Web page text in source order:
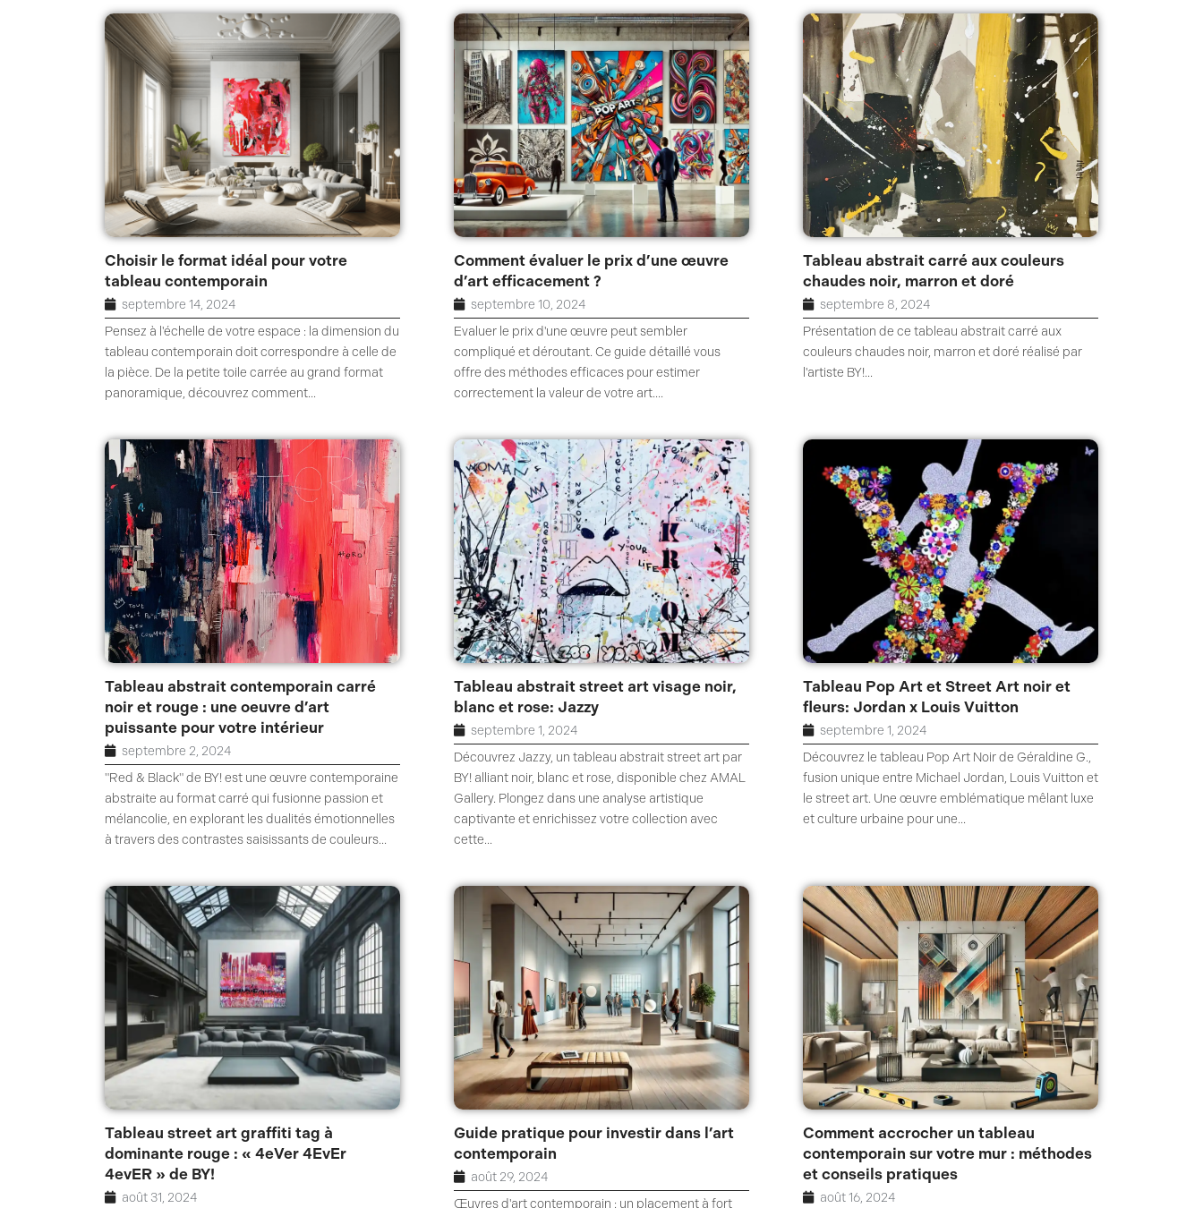
Choisir le format idéal pour votre
tableau contemporain
septembre 14, 2024
Pensez à l'échelle de votre espace : la dimension du
tableau contemporain doit correspondre à celle de
la pièce. De la petite toile carrée au grand format
panoramique, découvrez comment...
Comment évaluer le prix d’une œuvre
d’art efficacement ?
septembre 10, 2024
Evaluer le prix d'une œuvre peut sembler
compliqué et déroutant. Ce guide détaillé vous
offre des méthodes efficaces pour estimer
correctement la valeur de votre art....
Tableau abstrait carré aux couleurs
chaudes noir, marron et doré
septembre 8, 2024
Présentation de ce tableau abstrait carré aux
couleurs chaudes noir, marron et doré réalisé par
l'artiste BY!...
Tableau abstrait contemporain carré
noir et rouge : une oeuvre d’art
puissante pour votre intérieur
septembre 2, 2024
"Red & Black" de BY! est une œuvre contemporaine
abstraite au format carré qui fusionne passion et
mélancolie, en explorant les dualités émotionnelles
à travers des contrastes saisissants de couleurs...
Tableau abstrait street art visage noir,
blanc et rose: Jazzy
septembre 1, 2024
Découvrez Jazzy, un tableau abstrait street art par
BY! alliant noir, blanc et rose, disponible chez AMAL
Gallery. Plongez dans une analyse artistique
captivante et enrichissez votre collection avec
cette...
Tableau Pop Art et Street Art noir et
fleurs: Jordan x Louis Vuitton
septembre 1, 2024
Découvrez le tableau Pop Art Noir de Géraldine G.,
fusion unique entre Michael Jordan, Louis Vuitton et
le street art. Une œuvre emblématique mêlant luxe
et culture urbaine pour une...
Tableau street art graffiti tag à
dominante rouge : « 4eVer 4EvEr
4evER » de BY!
août 31, 2024
Guide pratique pour investir dans l’art
contemporain
août 29, 2024
Œuvres d'art contemporain : un placement à fort
Comment accrocher un tableau
contemporain sur votre mur : méthodes
et conseils pratiques
août 16, 2024
P
a
g
e
P
a
g
e
P
a
g
e